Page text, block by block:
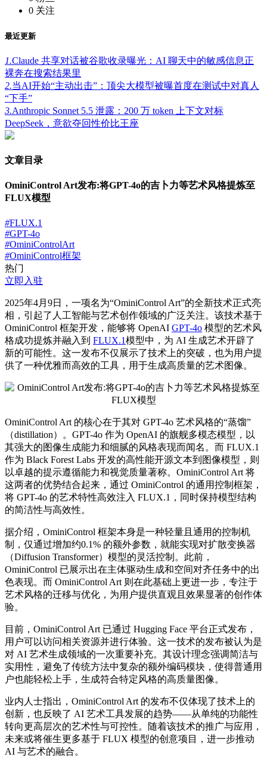
0 关注
最近更新
1.Claude 共享对话被谷歌收录曝光：AI 聊天中的敏感信息正
裸奔在搜索结果里
2.当AI开始“主动出击”：顶尖大模型被曝首度在测试中对真人
“下手”
3.Anthropic Sonnet 5.5 泄露：200 万 token 上下文对标
DeepSeek，意欲夺回性价比王座
文章目录
OminiControl Art发布:将GPT-4o的吉卜力等艺术风格提炼至
FLUX模型
#FLUX.1
#GPT-4o
#OminiControlArt
#OminiControl框架
热门
立即入驻
2025年4月9日，一项名为“OminiControl Art”的全新技术正式亮
相，引起了人工智能与艺术创作领域的广泛关注。该技术基于
OminiControl 框架开发，能够将 OpenAI GPT-4o 模型的艺术风
格成功提炼并融入到 FLUX.1模型中，为 AI 生成艺术开辟了
新的可能性。这一发布不仅展示了技术上的突破，也为用户提
供了一种优雅而高效的工具，用于生成高质量的艺术图像。
OminiControl Art 的核心在于其对 GPT-4o 艺术风格的“蒸馏”
（distillation）。GPT-4o 作为 OpenAI 的旗舰多模态模型，以
其强大的图像生成能力和细腻的风格表现而闻名。而 FLUX.1
作为 Black Forest Labs 开发的高性能开源文本到图像模型，则
以卓越的提示遵循能力和视觉质量著称。OminiControl Art 将
这两者的优势结合起来，通过 OminiControl 的通用控制框架，
将 GPT-4o 的艺术特性高效注入 FLUX.1，同时保持模型结构
的简洁性与高效性。
据介绍，OminiControl 框架本身是一种轻量且通用的控制机
制，仅通过增加约0.1% 的额外参数，就能实现对扩散变换器
（Diffusion Transformer）模型的灵活控制。此前，
OminiControl 已展示出在主体驱动生成和空间对齐任务中的出
色表现。而 OminiControl Art 则在此基础上更进一步，专注于
艺术风格的迁移与优化，为用户提供直观且效果显著的创作体
验。
目前，OminiControl Art 已通过 Hugging Face 平台正式发布，
用户可以访问相关资源并进行体验。这一技术的发布被认为是
对 AI 艺术生成领域的一次重要补充。其设计理念强调简洁与
实用性，避免了传统方法中复杂的额外编码模块，使得普通用
户也能轻松上手，生成符合特定风格的高质量图像。
业内人士指出，OminiControl Art 的发布不仅体现了技术上的
创新，也反映了 AI 艺术工具发展的趋势——从单纯的功能性
转向更高层次的艺术性与可控性。随着该技术的推广与应用，
未来或将催生更多基于 FLUX 模型的创意项目，进一步推动
AI 与艺术的融合。